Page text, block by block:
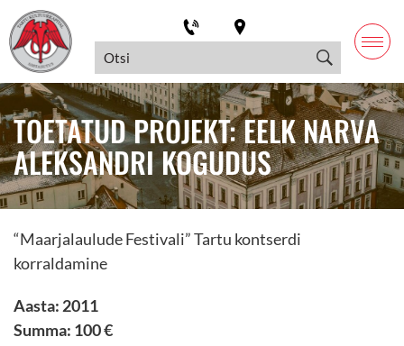
TOETATUD PROJEKT: EELK NARVA
ALEKSANDRI KOGUDUS
“Maarjalaulude Festivali” Tartu kontserdi
korraldamine
Aasta: 2011
Summa: 100 €